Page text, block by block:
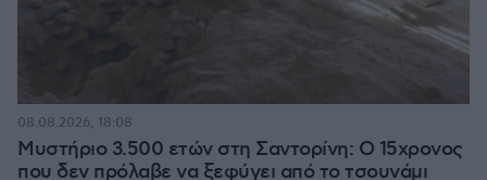
Μυστήριο 3.500 ετών στη Σαντορίνη: Ο 15χρονος
που δεν πρόλαβε να ξεφύγει από το τσουνάμι
08.08.2026, 18:08